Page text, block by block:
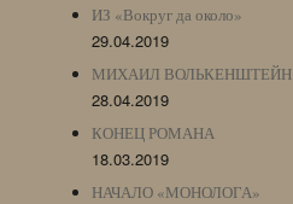
ИЗ «Вокруг да около»
29.04.2019
МИХАИЛ ВОЛЬКЕНШТЕЙН
28.04.2019
КОНЕЦ РОМАНА
18.03.2019
НАЧАЛО «МОНОЛОГА»